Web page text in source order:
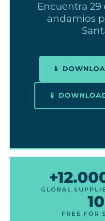
Encuentra 29
andamios
📱
📱
GLOBAL
FREE FOR